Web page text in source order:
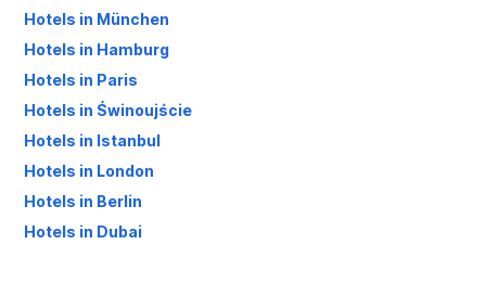
Hotels in München
Hotels in Hamburg
Hotels in Paris
Hotels in Świnoujście
Hotels in Istanbul
Hotels in London
Hotels in Berlin
Hotels in Dubai